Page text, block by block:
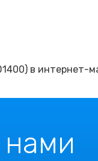
в интернет-
нами